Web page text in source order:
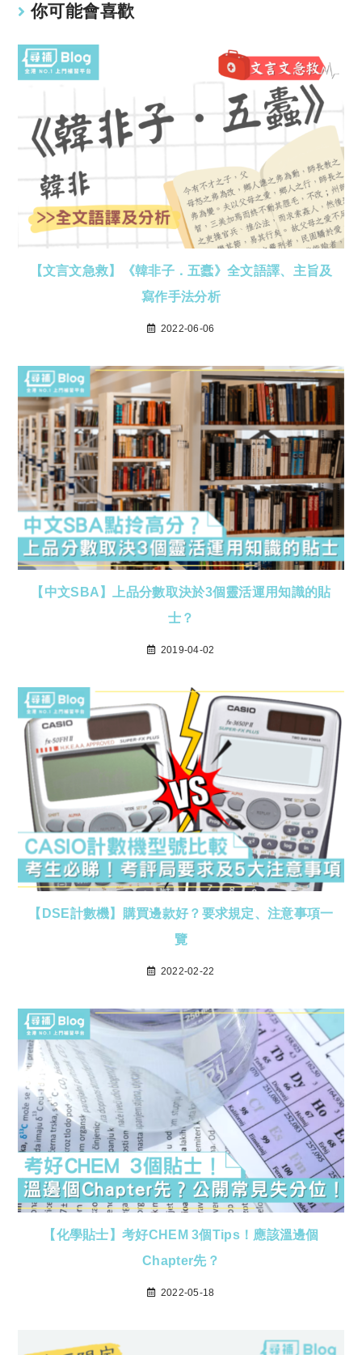
你可能會喜歡
【文言文急救】《韓非子．五蠹》全文語譯、主旨及
寫作手法分析
2022-06-06
【中文SBA】上品分數取決於3個靈活運用知識的貼
士？
2019-04-02
【DSE計數機】購買邊款好？要求規定、注意事項一
覽
2022-02-22
【化學貼士】考好CHEM 3個Tips！應該溫邊個
Chapter先？
2022-05-18